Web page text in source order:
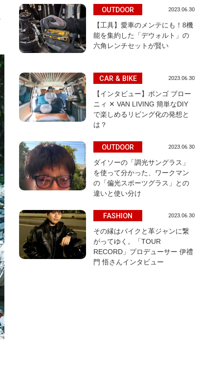
OUTDOOR 2023.06.30
【工具】愛車のメンテにも！8機
能を集約した「デウォルト」の
六角レンチセットが賢い
CAR & BIKE 2023.06.30
【インタビュー】ボンゴ ブロー
ニィ ✕ VAN LIVING 簡単なDIY
で楽しめるリビング化の発想と
は？
OUTDOOR 2023.06.30
ダイソーの「調光サングラス」
を使って分かった、ワークマン
の「偏光スポーツグラス」との
違いと使い分け
FASHION 2023.06.30
その縁はバイクと革ジャンに繋
がってゆく。「TOUR
RECORD」プロデューサー 伊禮
門 悟さんインタビュー